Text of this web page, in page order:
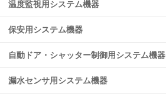
温度監視用システム機器
保安用システム機器
自動ドア・シャッター制御用システム機器
漏水センサ用システム機器